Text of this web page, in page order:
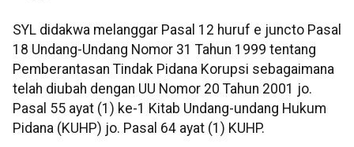
SYL didakwa melanggar Pasal 12 huruf e juncto Pasal
18 Undang-Undang Nomor 31 Tahun 1999 tentang
Pemberantasan Tindak Pidana Korupsi sebagaimana
telah diubah dengan UU Nomor 20 Tahun 2001 jo.
Pasal 55 ayat (1) ke-1 Kitab Undang-undang Hukum
Pidana (KUHP) jo. Pasal 64 ayat (1) KUHP.